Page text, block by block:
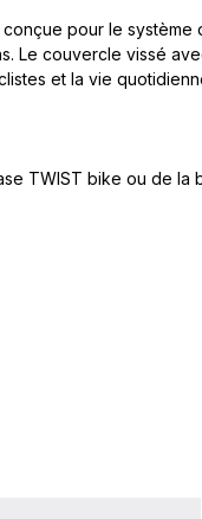
pour le système
couvercle vissé
et la vie
TWIST bike ou de la